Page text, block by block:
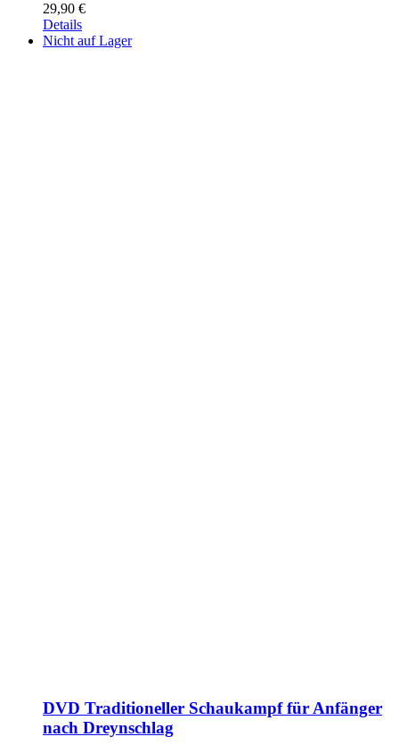
29,90 €
Details
Nicht auf Lager
DVD Traditioneller Schaukampf für Anfänger
nach Dreynschlag